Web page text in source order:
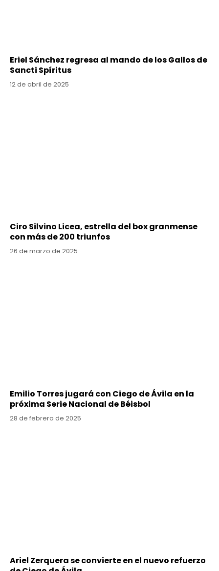
Eriel Sánchez regresa al mando de los Gallos de
Sancti Spíritus
12 de abril de 2025
Ciro Silvino Licea, estrella del box granmense
con más de 200 triunfos
26 de marzo de 2025
Emilio Torres jugará con Ciego de Ávila en la
próxima Serie Nacional de Béisbol
28 de febrero de 2025
Ariel Zerquera se convierte en el nuevo refuerzo